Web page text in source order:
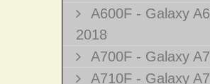
A600F - Galaxy A6
2018
A700F - Galaxy A7
A710F - Galaxy A7